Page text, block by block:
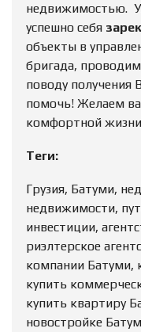
недвижимостью.
успешно себя
объекты в
бригада,
поводу
помочь! Желаем
комфортной
Теги:
Грузия, Батуми,
недвижимости,
инвестиции,
риэлтерское
компании Батуми,
купить
купить квартиру
новостройке